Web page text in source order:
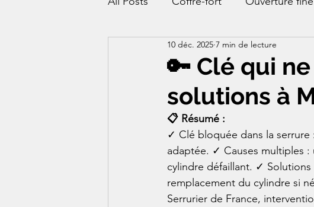
🔑 Clé qui
solutions à
10 déc. 2025 7 min de lecture
📋 Résumé :
✓ Clé bloquée dans la
adaptée. ✓ Causes multiples
cylindre défaillant. ✓
remplacement du cylindre si
Serrurier de France,